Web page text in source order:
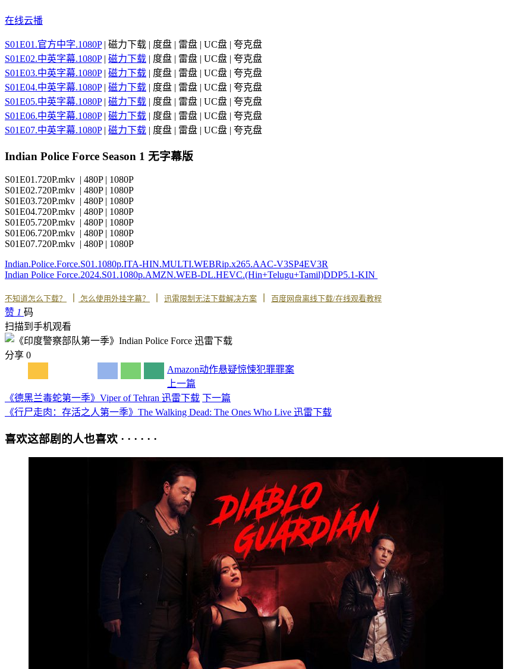
在线云播
S01E01.官方中字.1080P| 磁力下载 | 度盘 | 雷盘 | UC盘 | 夸克盘
S01E02.中英字幕.1080P| 磁力下载 | 度盘 | 雷盘 | UC盘 | 夸克盘
S01E03.中英字幕.1080P| 磁力下载 | 度盘 | 雷盘 | UC盘 | 夸克盘
S01E04.中英字幕.1080P| 磁力下载 | 度盘 | 雷盘 | UC盘 | 夸克盘
S01E05.中英字幕.1080P| 磁力下载 | 度盘 | 雷盘 | UC盘 | 夸克盘
S01E06.中英字幕.1080P| 磁力下载 | 度盘 | 雷盘 | UC盘 | 夸克盘
S01E07.中英字幕.1080P| 磁力下载 | 度盘 | 雷盘 | UC盘 | 夸克盘
Indian Police Force Season 1 无字幕版
S01E01.720P.mkv | 480P | 1080P
S01E02.720P.mkv | 480P | 1080P
S01E03.720P.mkv | 480P | 1080P
S01E04.720P.mkv | 480P | 1080P
S01E05.720P.mkv | 480P | 1080P
S01E06.720P.mkv | 480P | 1080P
S01E07.720P.mkv | 480P | 1080P
Indian.Police.Force.S01.1080p.ITA-HIN.MULTI.WEBRip.x265.AAC-V3SP4EV3R
Indian Police Force.2024.S01.1080p.AMZN.WEB-DL.HEVC.(Hin+Telugu+Tamil)DDP5.1-KIN
不知道怎么下载？ 怎么使用外挂字幕？ 迅雷限制无法下载解决方案 百度网盘离线下载/在线观看教程
赞 1 码
扫描到手机观看
分享 0
Amazon动作悬疑惊悚犯罪罪案
上一篇
《德黑兰毒蛇第一季》Viper of Tehran 迅雷下载 下一篇
《行尸走肉：存活之人第一季》The Walking Dead: The Ones Who Live 迅雷下载
喜欢这部剧的人也喜欢 · · · · · ·